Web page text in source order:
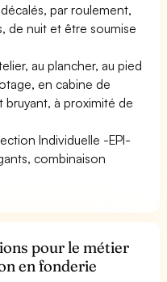
par roulement,
de nuit et être soumise
au plancher, au pied
en cabine de
à proximité de
Individuelle -EPI-
combinaison
pour le métier
en fonderie